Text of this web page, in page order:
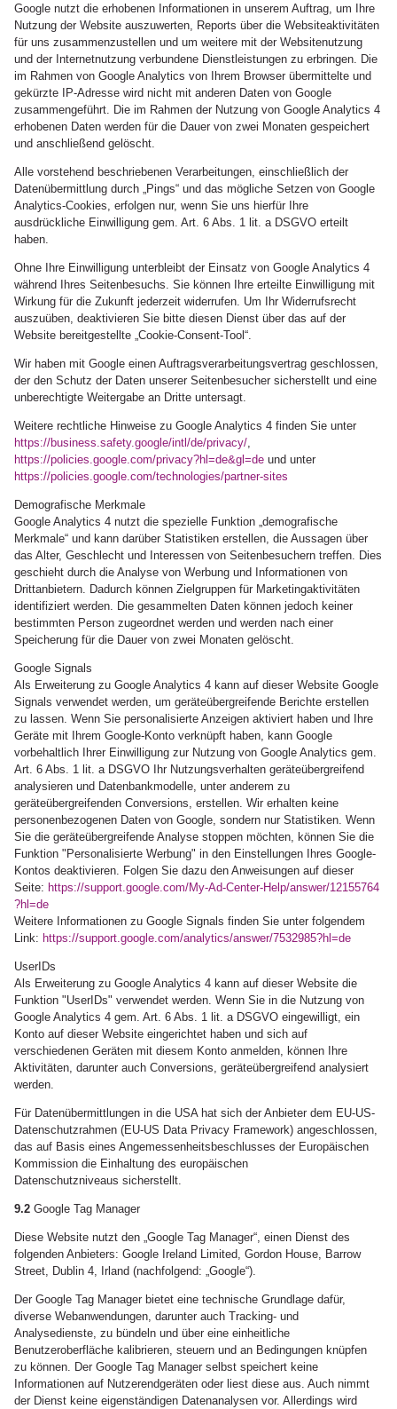
Google nutzt die erhobenen Informationen in unserem Auftrag, um Ihre
Nutzung der Website auszuwerten, Reports über die Websiteaktivitäten
für uns zusammenzustellen und um weitere mit der Websitenutzung
und der Internetnutzung verbundene Dienstleistungen zu erbringen. Die
im Rahmen von Google Analytics von Ihrem Browser übermittelte und
gekürzte IP-Adresse wird nicht mit anderen Daten von Google
zusammengeführt. Die im Rahmen der Nutzung von Google Analytics 4
erhobenen Daten werden für die Dauer von zwei Monaten gespeichert
und anschließend gelöscht.
Alle vorstehend beschriebenen Verarbeitungen, einschließlich der
Datenübermittlung durch „Pings“ und das mögliche Setzen von Google
Analytics-Cookies, erfolgen nur, wenn Sie uns hierfür Ihre
ausdrückliche Einwilligung gem. Art. 6 Abs. 1 lit. a DSGVO erteilt
haben.
Ohne Ihre Einwilligung unterbleibt der Einsatz von Google Analytics 4
während Ihres Seitenbesuchs. Sie können Ihre erteilte Einwilligung mit
Wirkung für die Zukunft jederzeit widerrufen. Um Ihr Widerrufsrecht
auszuüben, deaktivieren Sie bitte diesen Dienst über das auf der
Website bereitgestellte „Cookie-Consent-Tool“.
Wir haben mit Google einen Auftragsverarbeitungsvertrag geschlossen,
der den Schutz der Daten unserer Seitenbesucher sicherstellt und eine
unberechtigte Weitergabe an Dritte untersagt.
Weitere rechtliche Hinweise zu Google Analytics 4 finden Sie unter
https://business.safety.google/intl/de/privacy/
https://policies.google.com/privacy?hl=de&gl=de und unter
https://policies.google.com/technologies/partner-sites
Demografische Merkmale
Google Analytics 4 nutzt die spezielle Funktion „demografische
Merkmale“ und kann darüber Statistiken erstellen, die Aussagen über
das Alter, Geschlecht und Interessen von Seitenbesuchern treffen. Dies
geschieht durch die Analyse von Werbung und Informationen von
Drittanbietern. Dadurch können Zielgruppen für Marketingaktivitäten
identifiziert werden. Die gesammelten Daten können jedoch keiner
bestimmten Person zugeordnet werden und werden nach einer
Speicherung für die Dauer von zwei Monaten gelöscht.
Google Signals
Als Erweiterung zu Google Analytics 4 kann auf dieser Website Google
Signals verwendet werden, um geräteübergreifende Berichte erstellen
zu lassen. Wenn Sie personalisierte Anzeigen aktiviert haben und Ihre
Geräte mit Ihrem Google-Konto verknüpft haben, kann Google
vorbehaltlich Ihrer Einwilligung zur Nutzung von Google Analytics gem.
Art. 6 Abs. 1 lit. a DSGVO Ihr Nutzungsverhalten geräteübergreifend
analysieren und Datenbankmodelle, unter anderem zu
geräteübergreifenden Conversions, erstellen. Wir erhalten keine
personenbezogenen Daten von Google, sondern nur Statistiken. Wenn
Sie die geräteübergreifende Analyse stoppen möchten, können Sie die
Funktion "Personalisierte Werbung" in den Einstellungen Ihres Google-
Kontos deaktivieren. Folgen Sie dazu den Anweisungen auf dieser
Seite: https://support.google.com/My-Ad-Center-Help/answer/12155764
?hl=de
Weitere Informationen zu Google Signals finden Sie unter folgendem
Link: https://support.google.com/analytics/answer/7532985?hl=de
UserIDs
Als Erweiterung zu Google Analytics 4 kann auf dieser Website die
Funktion "UserIDs" verwendet werden. Wenn Sie in die Nutzung von
Google Analytics 4 gem. Art. 6 Abs. 1 lit. a DSGVO eingewilligt, ein
Konto auf dieser Website eingerichtet haben und sich auf
verschiedenen Geräten mit diesem Konto anmelden, können Ihre
Aktivitäten, darunter auch Conversions, geräteübergreifend analysiert
werden.
Für Datenübermittlungen in die USA hat sich der Anbieter dem EU-US-
Datenschutzrahmen (EU-US Data Privacy Framework) angeschlossen,
das auf Basis eines Angemessenheitsbeschlusses der Europäischen
Kommission die Einhaltung des europäischen
Datenschutzniveaus sicherstellt.
9.2 Google Tag Manager
Diese Website nutzt den „Google Tag Manager“, einen Dienst des
folgenden Anbieters: Google Ireland Limited, Gordon House, Barrow
Street, Dublin 4, Irland (nachfolgend: „Google“).
Der Google Tag Manager bietet eine technische Grundlage dafür,
diverse Webanwendungen, darunter auch Tracking- und
Analysedienste, zu bündeln und über eine einheitliche
Benutzeroberfläche kalibrieren, steuern und an Bedingungen knüpfen
zu können. Der Google Tag Manager selbst speichert keine
Informationen auf Nutzerendgeräten oder liest diese aus. Auch nimmt
der Dienst keine eigenständigen Datenanalysen vor. Allerdings wird